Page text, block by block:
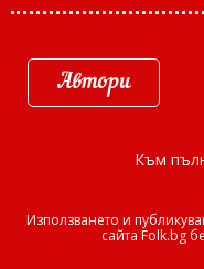
Автори
Към
Използването и
сайта Folk.bg